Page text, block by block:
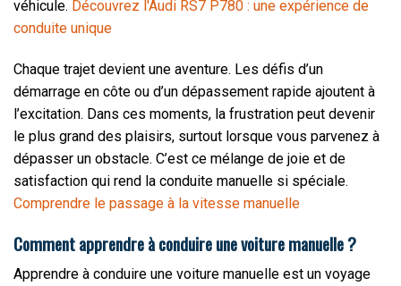
véhicule. Découvrez l'Audi RS7 P780 : une expérience de
conduite unique
Chaque trajet devient une aventure. Les défis d’un
démarrage en côte ou d’un dépassement rapide ajoutent à
l’excitation. Dans ces moments, la frustration peut devenir
le plus grand des plaisirs, surtout lorsque vous parvenez à
dépasser un obstacle. C’est ce mélange de joie et de
satisfaction qui rend la conduite manuelle si spéciale.
Comprendre le passage à la vitesse manuelle
Comment apprendre à conduire une voiture manuelle ?
Apprendre à conduire une voiture manuelle est un voyage